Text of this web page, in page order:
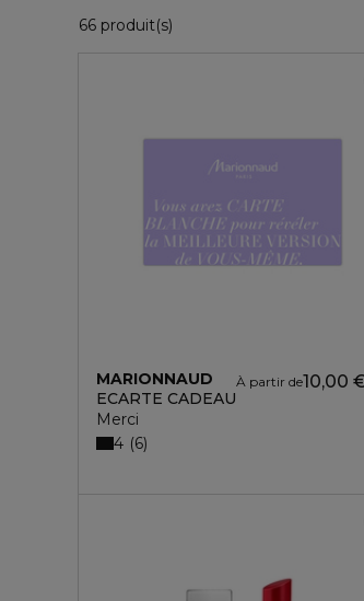
66 produit(s)
MARIONNAUD
ECARTE CADEAU
Merci
À partir de10,00
4 6